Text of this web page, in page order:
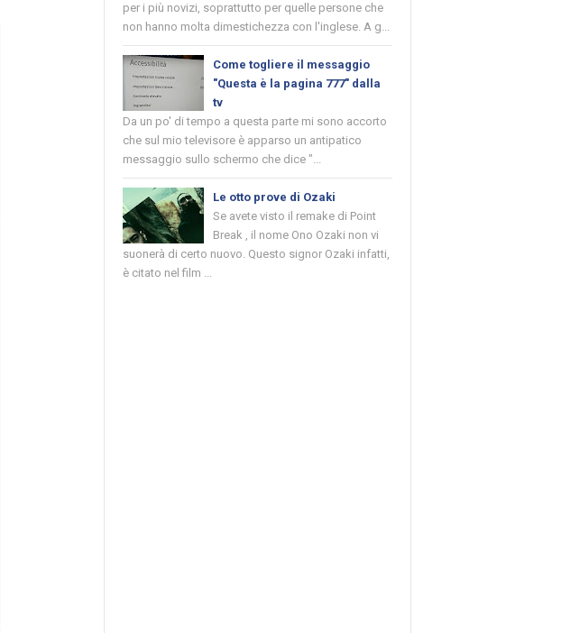
per i più novizi, soprattutto per quelle persone che
non hanno molta dimestichezza con l'inglese. A g...
Come togliere il messaggio
"Questa è la pagina 777" dalla
tv
Da un po' di tempo a questa parte mi sono accorto
che sul mio televisore è apparso un antipatico
messaggio sullo schermo che dice "...
Le otto prove di Ozaki
Se avete visto il remake di Point
Break , il nome Ono Ozaki non vi
suonerà di certo nuovo. Questo signor Ozaki infatti,
è citato nel film ...